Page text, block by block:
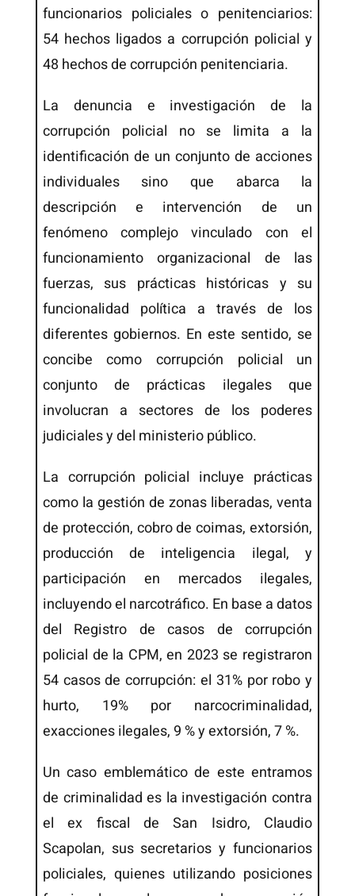
funcionarios policiales o penitenciarios:
54 hechos ligados a corrupción policial y
48 hechos de corrupción penitenciaria.
La denuncia e investigación de la
corrupción policial no se limita a la
identificación de un conjunto de acciones
individuales sino que abarca la
descripción e intervención de un
fenómeno complejo vinculado con el
funcionamiento organizacional de las
fuerzas, sus prácticas históricas y su
funcionalidad política a través de los
diferentes gobiernos. En este sentido, se
concibe como corrupción policial un
conjunto de prácticas ilegales que
involucran a sectores de los poderes
judiciales y del ministerio público.
La corrupción policial incluye prácticas
como la gestión de zonas liberadas, venta
de protección, cobro de coimas, extorsión,
producción de inteligencia ilegal, y
participación en mercados ilegales,
incluyendo el narcotráfico. En base a datos
del Registro de casos de corrupción
policial de la CPM, en 2023 se registraron
54 casos de corrupción: el 31% por robo y
hurto, 19% por narcocriminalidad,
exacciones ilegales, 9 % y extorsión, 7 %.
Un caso emblemático de este entramos
de criminalidad es la investigación contra
el ex fiscal de San Isidro, Claudio
Scapolan, sus secretarios y funcionarios
policiales, quienes utilizando posiciones